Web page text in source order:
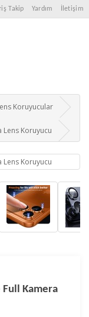
Takip Yardım İletişim
Koruyucular
Lens Koruyucu
Kamera